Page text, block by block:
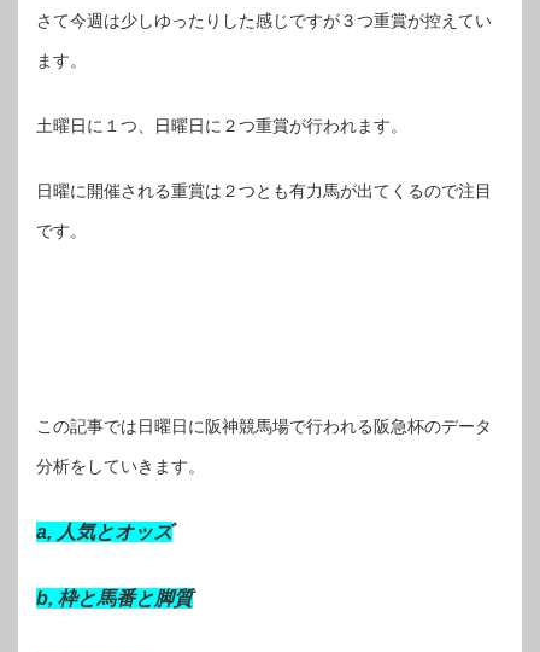
さて今週は少しゆったりした感じですが３つ重賞が控えてい
ます。
土曜日に１つ、日曜日に２つ重賞が行われます。
日曜に開催される重賞は２つとも有力馬が出てくるので注目
です。
この記事では日曜日に阪神競馬場で行われる阪急杯のデータ
分析をしていきます。
a, 人気とオッズ
b, 枠と馬番と脚質